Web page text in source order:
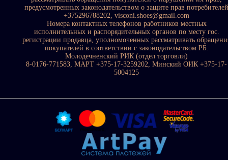
предусмотренных законодательством о защите прав потребителей
+375296788202, visconi.shoes@gmail.com
Номера контактных телефонов работников местных
исполнительных и распорядительных органов по месту гос.
регистрации продавца, уполномоченных рассматривать
покупателей в соответствии с законодательством РБ:
Молодечненский РИК (отдел торговли)
8-0176-771583, МАРТ +375-17-3259202, Минский ОИК +375-17-
5004125